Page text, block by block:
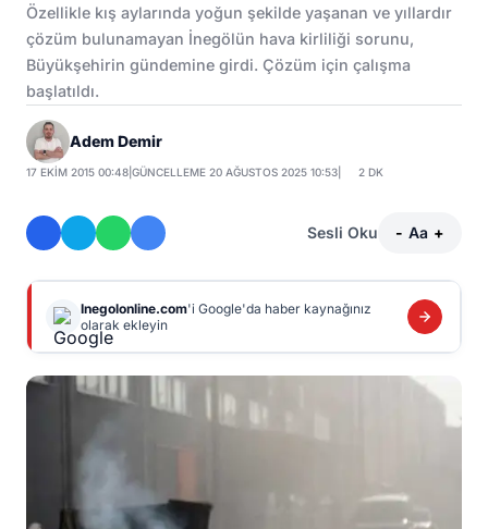
Özellikle kış aylarında yoğun şekilde yaşanan ve yıllardır
çözüm bulunamayan İnegölün hava kirliliği sorunu,
Büyükşehirin gündemine girdi. Çözüm için çalışma
başlatıldı.
Adem Demir
17 EKIM 2015 00:48 |GÜNCELLEME 20 AĞUSTOS 2025 10:53 2 DK
Sesli Oku - Aa +
Inegolonline.com'i Google'da haber kaynağınız
olarak ekleyin